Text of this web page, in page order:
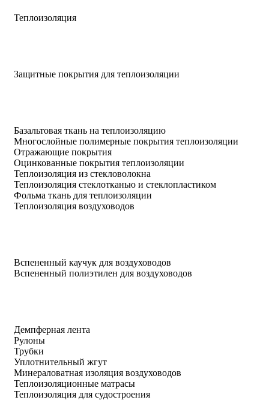
Теплоизоляция
Защитные покрытия для теплоизоляции
Базальтовая ткань на теплоизоляцию
Многослойные полимерные покрытия теплоизоляции
Отражающие покрытия
Оцинкованные покрытия теплоизоляции
Теплоизоляция из стекловолокна
Теплоизоляция стеклотканью и стеклопластиком
Фольма ткань для теплоизоляции
Теплоизоляция воздуховодов
Вспененный каучук для воздуховодов
Вспененный полиэтилен для воздуховодов
Демпферная лента
Рулоны
Трубки
Уплотнительный жгут
Минераловатная изоляция воздуховодов
Теплоизоляционные матрасы
Теплоизоляция для судостроения